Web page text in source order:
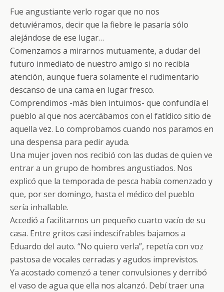
Fue angustiante verlo rogar que no nos
detuviéramos, decir que la fiebre le pasaría sólo
alejándose de ese lugar…
Comenzamos a mirarnos mutuamente, a dudar del
futuro inmediato de nuestro amigo si no recibía
atención, aunque fuera solamente el rudimentario
descanso de una cama en lugar fresco.
Comprendimos -más bien intuimos- que confundía el
pueblo al que nos acercábamos con el fatídico sitio de
aquella vez. Lo comprobamos cuando nos paramos en
una despensa para pedir ayuda.
Una mujer joven nos recibió con las dudas de quien ve
entrar a un grupo de hombres angustiados. Nos
explicó que la temporada de pesca había comenzado y
que, por ser domingo, hasta el médico del pueblo
sería inhallable.
Accedió a facilitarnos un pequeño cuarto vacío de su
casa. Entre gritos casi indescifrables bajamos a
Eduardo del auto. “No quiero verla”, repetía con voz
pastosa de vocales cerradas y agudos imprevistos.
Ya acostado comenzó a tener convulsiones y derribó
el vaso de agua que ella nos alcanzó. Debí traer una